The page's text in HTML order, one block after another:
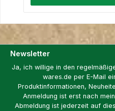
Newsletter
Ja, ich willige in den
wares.de per E-Mail
Produktinformationen,
Anmeldung ist erst nach
Abmeldung ist jederzeit auf